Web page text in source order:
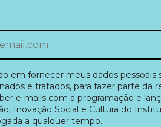
em fornecer meus dados
e tratados, para fazer parte
e-mails com a programação e
Inovação Social e Cultura do
a qualquer tempo.